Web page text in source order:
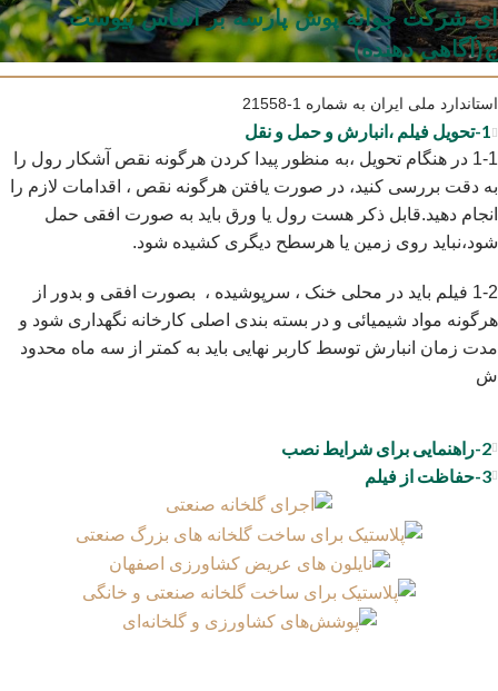
ای شرکت جوانه پوش پارسه بر اساس پیوست
چ(آگاهی دهنده)
استاندارد ملی ایران به شماره 1-21558
1-تحویل فیلم ،انبارش و حمل و نقل
1-1 در هنگام تحویل ،به منظور پیدا کردن هرگونه نقص آشکار رول را
به دقت بررسی کنید، در صورت یافتن هرگونه نقص ، اقدامات لازم را
انجام دهید.قابل ذکر هست رول یا ورق باید به صورت افقی حمل
شود،نباید روی زمین یا هرسطح دیگری کشیده شود.
1-2 فیلم باید در محلی خنک ، سرپوشیده ، بصورت افقی و بدور از
هرگونه مواد شیمیائی و در بسته بندی اصلی کارخانه نگهداری شود و
مدت زمان انبارش توسط کاربر نهایی باید به کمتر از سه ماه محدود
ش
2-راهنمایی برای شرایط نصب
3-حفاظت از فیلم